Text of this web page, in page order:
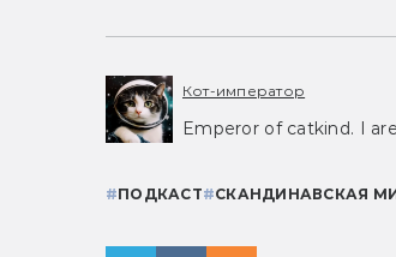
Кот-император
Emperor of catkind. I
#ПОДКАСТ#СКАНДИНАВСКАЯ